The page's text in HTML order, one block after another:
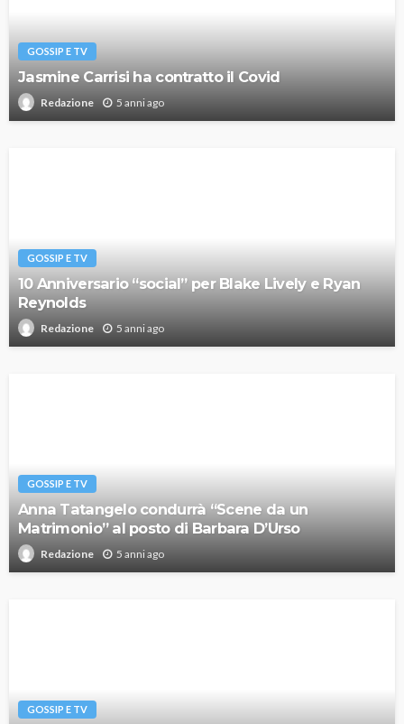
GOSSIP E TV
Jasmine Carrisi ha contratto il Covid
Redazione 5 anni ago
GOSSIP E TV
10 Anniversario “social” per Blake Lively e Ryan
Reynolds
Redazione 5 anni ago
GOSSIP E TV
Anna Tatangelo condurrà “Scene da un
Matrimonio” al posto di Barbara D’Urso
Redazione 5 anni ago
GOSSIP E TV